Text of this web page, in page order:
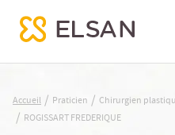
Nx:Aller
ROGISSART FREDERIQUE
Accueil / Praticien / Chirurgien
/ ROGISSART FREDERIQUE